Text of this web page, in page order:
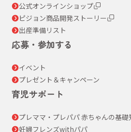
公式オンラインショップ
ピジョン商品開発ストーリー
出産準備リスト
応募・参加する
イベント
プレゼント＆キャンペーン
育児サポート
プレママ・プレパパ 赤ちゃんの基礎
妊婦フレンズwithパパ